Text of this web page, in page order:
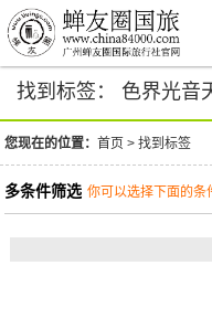
找到标签： 色界光音
您现在的位置：首页 >找到标签
多条件筛选 你可以选择下面的条